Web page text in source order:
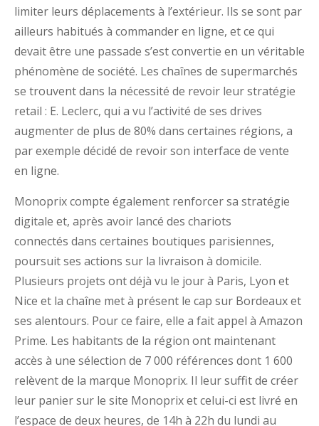
limiter leurs déplacements à l’extérieur. Ils se sont par
ailleurs habitués à commander en ligne, et ce qui
devait être une passade s’est convertie en un véritable
phénomène de société. Les chaînes de supermarchés
se trouvent dans la nécessité de revoir leur stratégie
retail : E. Leclerc, qui a vu l’activité de ses drives
augmenter de plus de 80% dans certaines régions, a
par exemple décidé de revoir son interface de vente
en ligne.
Monoprix compte également renforcer sa stratégie
digitale et, après avoir lancé des chariots
connectés dans certaines boutiques parisiennes,
poursuit ses actions sur la livraison à domicile.
Plusieurs projets ont déjà vu le jour à Paris, Lyon et
Nice et la chaîne met à présent le cap sur Bordeaux et
ses alentours. Pour ce faire, elle a fait appel à Amazon
Prime. Les habitants de la région ont maintenant
accès à une sélection de 7 000 références dont 1 600
relèvent de la marque Monoprix. Il leur suffit de créer
leur panier sur le site Monoprix et celui-ci est livré en
l’espace de deux heures, de 14h à 22h du lundi au